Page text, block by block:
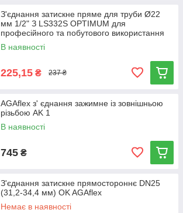
З'єднання затискне пряме для труби Ø22
мм 1/2" З LS332S OPTIMUM для
професійного та побутового використання
В наявності
225,15 ₴ 237 ₴
AGAflex з' єднання зажимне із зовнішньою
різьбою AK 1
В наявності
745 ₴
З'єднання затискне прямостороннє DN25
(31,2-34,4 мм) OK AGAflex
Немає в наявності